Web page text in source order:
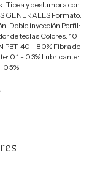
¡Tipea y deslumbra con
GENERALES Formato:
Doble inyección Perfil:
de teclas Colores: 10
PBT: 40 - 80% Fibra de
0.1 - 0.3% Lubricante:
0.5%